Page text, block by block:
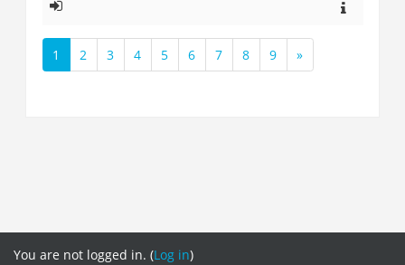
1
(current)
2 3 4 5 6 7 8 9
»
Next
You are not logged in. (Log in)